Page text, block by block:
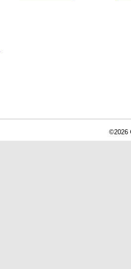
©2026